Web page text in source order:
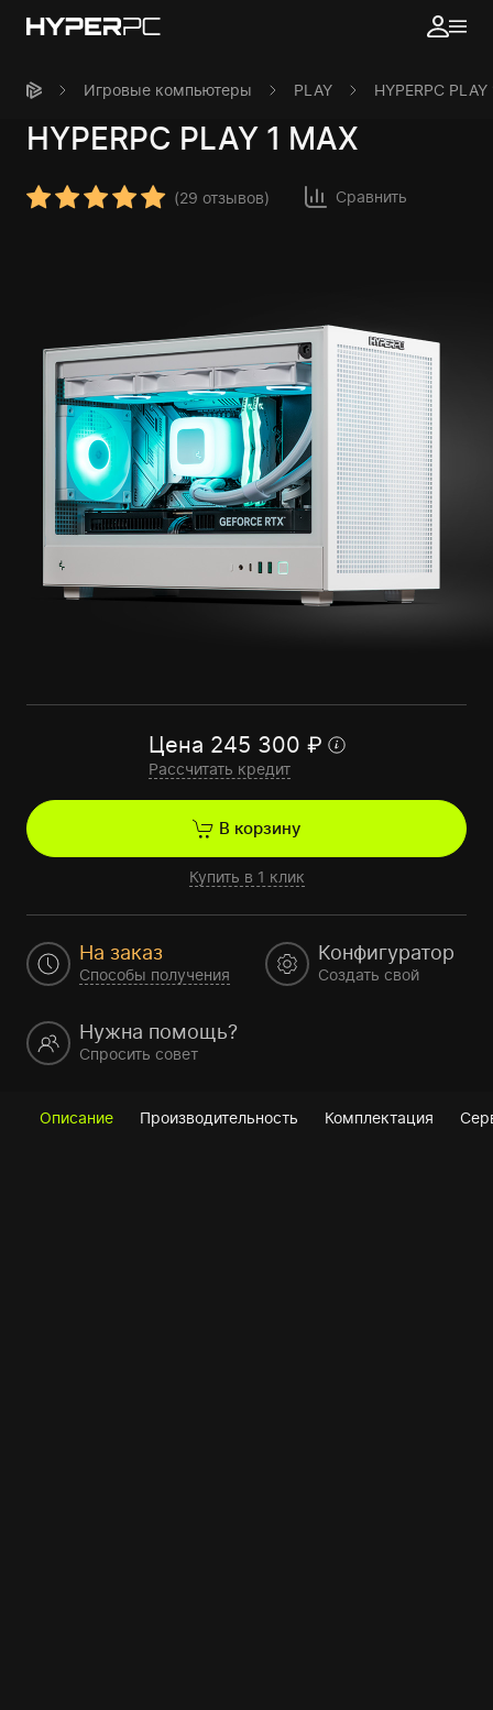
Игровые компьютеры PLAY HYPERPC PLAY
HYPERPC PLAY 1 MAX
(29 отзывов) Сравнить
Цена 245 300 ₽
Рассчитать кредит
В корзину
Купить в 1 клик
На заказ
Способы получения
Конфигуратор
Создать свой
Нужна помощь?
Спросить совет
Описание Производительность Комплектация